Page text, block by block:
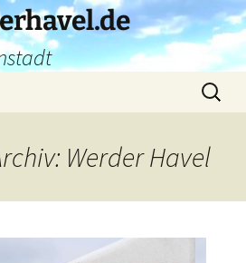
Suchen
nach:
Werder Havel